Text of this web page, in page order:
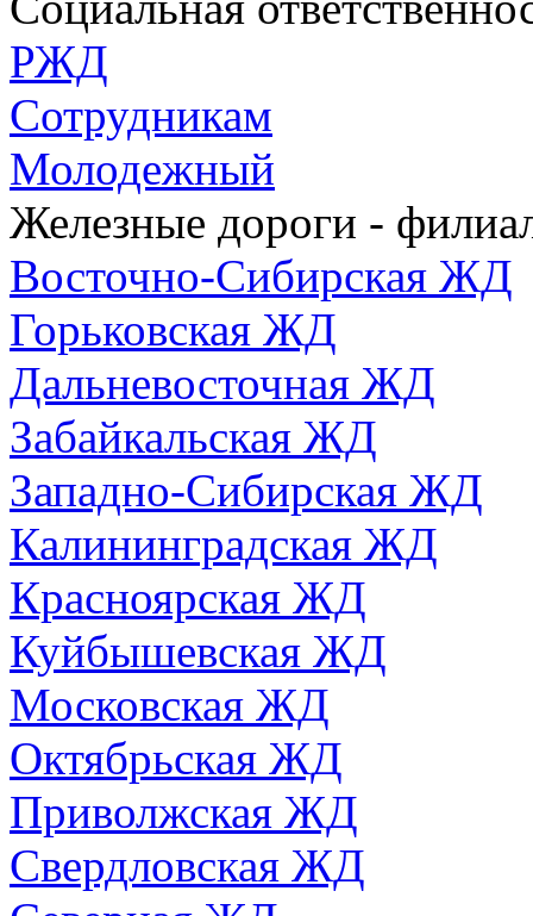
РЖД
Сотрудникам
Молодежный
Железные дороги -
Восточно-Сибирская ЖД
Горьковская ЖД
Дальневосточная ЖД
Забайкальская ЖД
Западно-Сибирская ЖД
Калининградская ЖД
Красноярская ЖД
Куйбышевская ЖД
Московская ЖД
Октябрьская ЖД
Приволжская ЖД
Свердловская ЖД